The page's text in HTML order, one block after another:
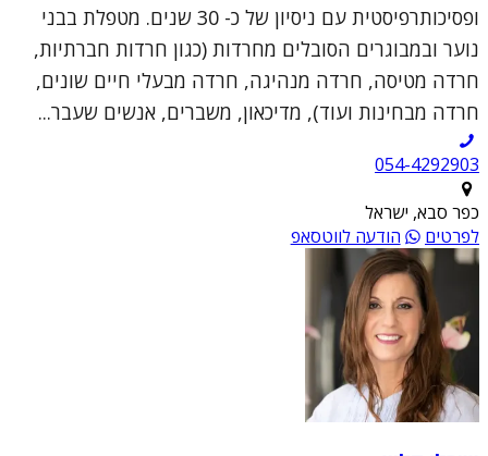
ופסיכותרפיסטית עם ניסיון של כ- 30 שנים. מטפלת בבני
נוער ובמבוגרים הסובלים מחרדות (כגון חרדות חברתיות,
חרדה מטיסה, חרדה מנהיגה, חרדה מבעלי חיים שונים,
חרדה מבחינות ועוד), מדיכאון, משברים, אנשים שעבר...
054-4292903
כפר סבא, ישראל
לפרטים
הודעה לווטסאפ